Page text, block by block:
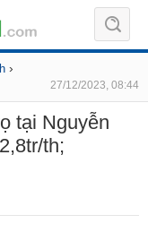
›
27/12/2023, 08:44
tại Nguyễn
th;